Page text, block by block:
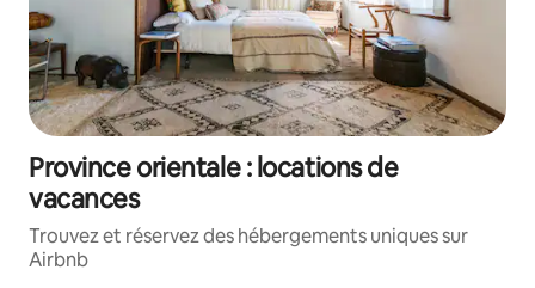
Province orientale : locations de
vacances
Trouvez et réservez des hébergements uniques sur
Airbnb